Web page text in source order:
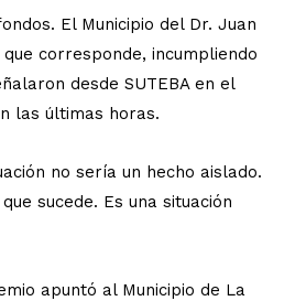
El Municipio del Dr. Juan
corresponde, incumpliendo
desde SUTEBA en el
las últimas horas.
no sería un hecho aislado.
sucede. Es una situación
apuntó al Municipio de La